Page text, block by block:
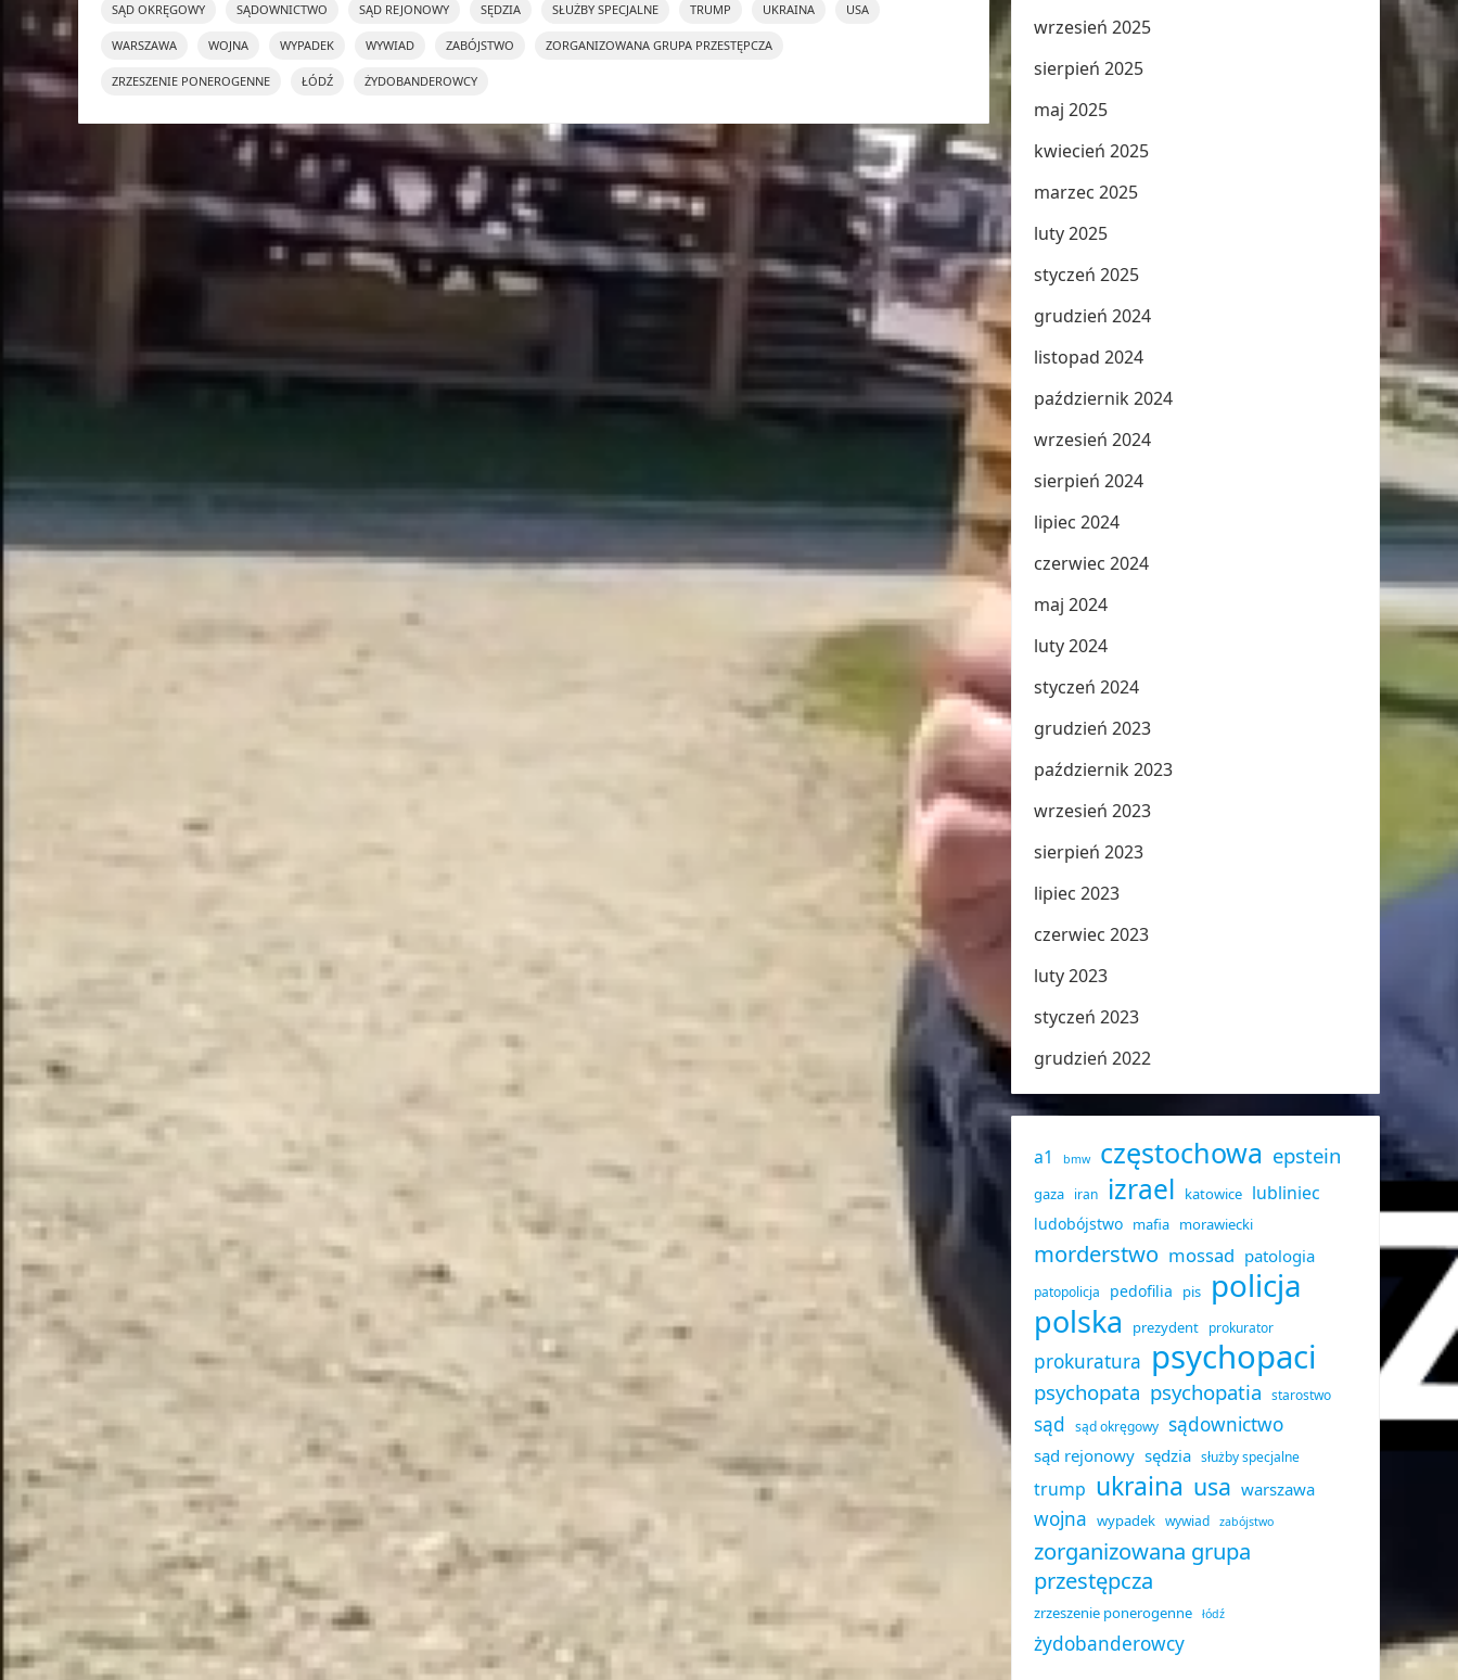
SĄD OKRĘGOWY SĄDOWNICTWO SĄD REJONOWY SĘDZIA SŁUŻBY SPECJALNE TRUMP UKRAINA USA
WARSZAWA WOJNA WYPADEK WYWIAD ZABÓJSTWO ZORGANIZOWANA GRUPA PRZESTĘPCZA
ZRZESZENIE PONEROGENNE ŁÓDŹ ŻYDOBANDEROWCY
wrzesień 2025
sierpień 2025
maj 2025
kwiecień 2025
marzec 2025
luty 2025
styczeń 2025
grudzień 2024
listopad 2024
październik 2024
wrzesień 2024
sierpień 2024
lipiec 2024
czerwiec 2024
maj 2024
luty 2024
styczeń 2024
grudzień 2023
październik 2023
wrzesień 2023
sierpień 2023
lipiec 2023
czerwiec 2023
luty 2023
styczeń 2023
grudzień 2022
a1 bmw częstochowa epstein
gaza iran izrael katowice lubliniec
ludobójstwo mafia morawiecki
morderstwo mossad patologia
patopolicja pedofilia pis policja
polska prezydent prokurator
prokuratura psychopaci
psychopata psychopatia starostwo
sąd sąd okręgowy sądownictwo
sąd rejonowy sędzia służby specjalne
trump ukraina usa warszawa
wojna wypadek wywiad zabójstwo
zorganizowana grupa
przestępcza
zrzeszenie ponerogenne łódź
żydobanderowcy